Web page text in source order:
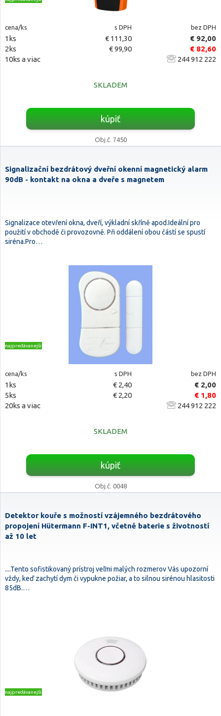
cena/ks s DPH bez DPH
1ks € 111,30
€ 92,00
2ks
€ 99,90
€ 82,60
10ks a viac
244 912 222
SKLADEM
kúpiť
Obj.č. 7450
Signalizační bezdrátový dveřní okenní magnetický alarm
90dB - kontakt na okna a dveře s magnetem
Signalizace otevření okna, dveří, výkladní skříně apod.Ideální pro
použití v obchodě či provozovně. Při oddálení obou částí se spustí
siréna.Pro…
najpredávanejšie
cena/ks s DPH bez DPH
1ks € 2,40
€ 2,00
5ks
€ 2,20
€ 1,80
20ks a viac
244 912 222
SKLADEM
kúpiť
Obj.č. 0048
Detektor kouře s možností vzájemného bezdrátového
propojení Hütermann F-INT1, včetně baterie s životností
až 10 let
....Tento sofistikovaný prístroj veľmi malých rozmerov Vás upozorní
vždy, keď zachytí dym či vypukne požiar, a to silnou sirénou hlasitosti
85dB.…
najpredávanejšie